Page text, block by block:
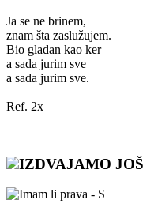
Ja se ne brinem,
znam šta zaslužujem.
Bio gladan kao ker
a sada jurim sve
a sada jurim sve.
Ref. 2x
IZDVAJAMO JOŠ